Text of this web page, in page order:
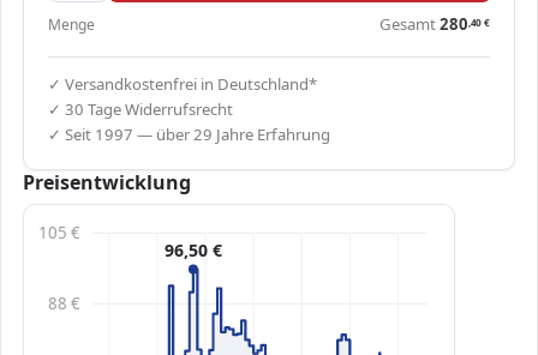
Menge Gesamt280,40€
✓ Versandkostenfrei in Deutschland*
✓ 30 Tage Widerrufsrecht
✓ Seit 1997 — über 29 Jahre Erfahrung
Preisentwicklung
88 €
105 €
96,50 €